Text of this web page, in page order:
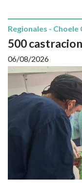
500
Regionales - Choele
06/08/2026